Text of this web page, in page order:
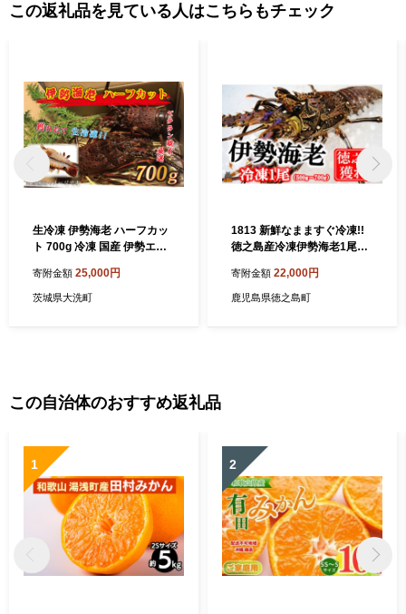
この返礼品を見ている人はこちらもチェック
生冷凍 伊勢海老 ハーフカッ
ト 700g 冷凍 国産 伊勢エビ
えび おせち 刺身 焼き物 味噌
汁
寄附金額 25,000円
茨城県大洗町
1813 新鮮なまますぐ冷凍!!
徳之島産冷凍伊勢海老1尾
イセエビ 伊勢えび 伊勢エビ
えび エビ 海老 鍋 ご馳走 海
寄附金額 22,000円
鹿児島県徳之島町
この自治体のおすすめ返礼品
1 2